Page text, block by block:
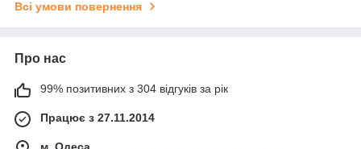
Всі умови повернення
Про нас
99% позитивних з 304 відгуків за рік
Працює з 27.11.2014
м. Одеса